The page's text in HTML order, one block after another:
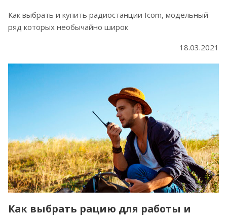
Как выбрать и купить радиостанции Icom, модельный
ряд которых необычайно широк
18.03.2021
Как выбрать рацию для работы и